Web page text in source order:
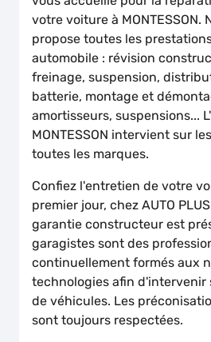
votre voiture à MONTESSON.
propose toutes les
automobile : révision
freinage, suspension,
batterie, montage et
amortisseurs, suspensions...
MONTESSON intervient sur
toutes les marques.
Confiez l'entretien de votre
premier jour, chez AUTO PLUS
garantie constructeur est
garagistes sont des
continuellement formés aux
technologies afin d'intervenir
de véhicules. Les
sont toujours respectées.